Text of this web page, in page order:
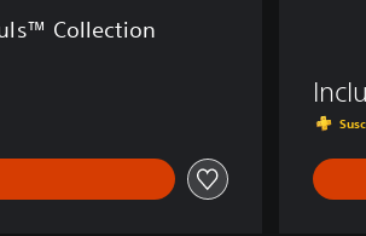
Collection